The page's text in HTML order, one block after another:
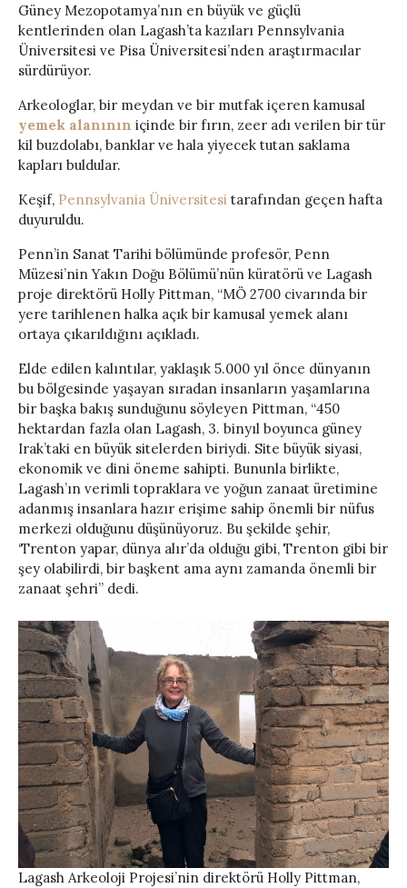
Güney Mezopotamya’nın en büyük ve güçlü
kentlerinden olan Lagash’ta kazıları Pennsylvania
Üniversitesi ve Pisa Üniversitesi’nden araştırmacılar
sürdürüyor.
Arkeologlar, bir meydan ve bir mutfak içeren kamusal
yemek alanının içinde bir fırın, zeer adı verilen bir tür
kil buzdolabı, banklar ve hala yiyecek tutan saklama
kapları buldular.
Keşif, Pennsylvania Üniversitesi tarafından geçen hafta
duyuruldu.
Penn’in Sanat Tarihi bölümünde profesör, Penn
Müzesi’nin Yakın Doğu Bölümü’nün küratörü ve Lagash
proje direktörü Holly Pittman, “MÖ 2700 civarında bir
yere tarihlenen halka açık bir kamusal yemek alanı
ortaya çıkarıldığını açıkladı.
Elde edilen kalıntılar, yaklaşık 5.000 yıl önce dünyanın
bu bölgesinde yaşayan sıradan insanların yaşamlarına
bir başka bakış sunduğunu söyleyen Pittman, “450
hektardan fazla olan Lagash, 3. binyıl boyunca güney
Irak’taki en büyük sitelerden biriydi. Site büyük siyasi,
ekonomik ve dini öneme sahipti. Bununla birlikte,
Lagash’ın verimli topraklara ve yoğun zanaat üretimine
adanmış insanlara hazır erişime sahip önemli bir nüfus
merkezi olduğunu düşünüyoruz. Bu şekilde şehir,
‘Trenton yapar, dünya alır’da olduğu gibi, Trenton gibi bir
şey olabilirdi, bir başkent ama aynı zamanda önemli bir
zanaat şehri” dedi.
Lagash Arkeoloji Projesi’nin direktörü Holly Pittman,